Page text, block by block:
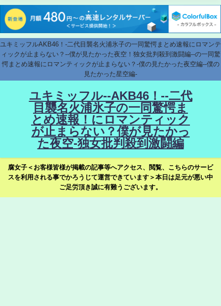
ユキミッフルAKB46！-二代目襲名火浦氷子の一同驚愕まとめ速報にロマンテ
ィックが止まらない？--僕が見たかった夜空！独女批判殺到激闘編--の一同驚
愕まとめ速報にロマンティックが止まらない？-僕の見たかった夜空編--僕の
見たかった星空編-
ユキミッフル--AKB46！--二代
目襲名火浦氷子の一同驚愕ま
とめ速報！にロマンティック
が止まらない？僕が見たかっ
た夜空-独女批判殺到激闘編
腐女子＜お客様皆様が掲載の記事等へアクセス、閲覧、こちらのサービ
スを利用される事でかろうじて運営できています＞本日は足元が悪い中
ご足労頂き誠に有難うございます。